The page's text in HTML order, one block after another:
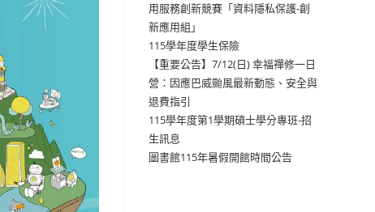
用服務創新競賽「資料隱私保護-創
新應用組」
115學年度學生保險
【重要公告】7/12(日) 幸福禪修一日
營：因應巴威颱風最新動態、安全與
退費指引
115學年度第1學期碩士學分專班-招
生訊息
圖書館115年暑假開館時間公告